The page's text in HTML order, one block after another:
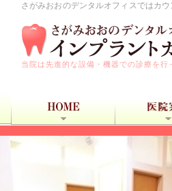
さがみおおのデンタルオフィスではカ
当院は先進的な設備・機器での診療を行